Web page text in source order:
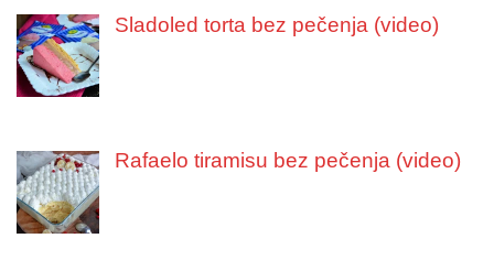
Sladoled torta bez pečenja (video)
Rafaelo tiramisu bez pečenja (video)